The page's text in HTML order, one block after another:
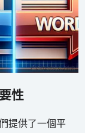
性
提供了一個平